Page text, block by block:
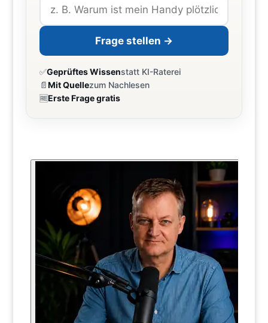
Frage stellen →
✅Geprüftes Wissenstatt KI-Raterei
📄Mit Quellezum Nachlesen
🆓Erste Frage gratis